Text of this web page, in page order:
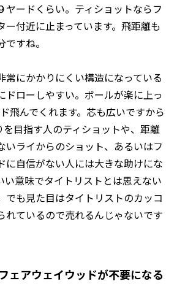
ヤードくらい。ティショットならフ
ー付近に止まっています。飛距離も
すね。
常にかかりにくい構造になっている
ドローしやすい。ボールが楽に上っ
飛んでくれます。芯も広いですから
目指す人のティショットや、距離
いライからのショット、あるいはフ
に自信がない人には大きな助けにな
い意味でタイトリストとは思えない
でも見た目はタイトリストのカッコ
れているので売れるんじゃないです
ェアウェイウッドが不要になる